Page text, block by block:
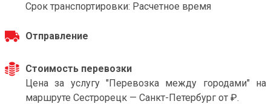
Срок транспортировки: Расчетное время
Отправление
Стоимость перевозки
Цена за услугу "Перевозка между городами" на
маршруте Сестрорецк — Санкт-Петербург от ₽.